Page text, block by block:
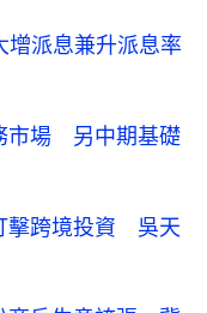
派息兼升派息率
市場 另中期基礎
擊跨境投資 吳天